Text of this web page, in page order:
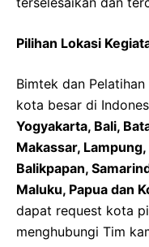
Pilihan Lokasi
Bimtek dan
kota besar di
Yogyakarta, Bali,
Makassar,
Balikpapan,
Maluku, Papua dan
dapat request kota
menghubungi Tim